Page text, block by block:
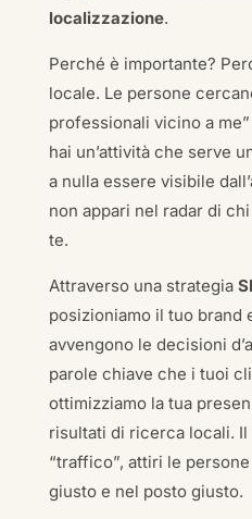
localizzazione.
Perché è importante?
locale. Le persone
professionali vicino a
hai un’attività che serve
a nulla essere visibile
non appari nel radar di
te.
Attraverso una strategia
posizioniamo il tuo brand
avvengono le decisioni
parole chiave che i tuoi
ottimizziamo la tua
risultati di ricerca locali.
“traffico”, attiri le
giusto e nel posto giusto.